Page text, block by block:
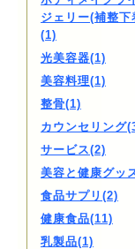
ジェリー(補整下
(1)
光美容器(1)
美容料理(1)
整骨(1)
カウンセリング
サービス(2)
美容と健康グッ
食品サプリ(2)
健康食品(11)
乳製品(1)